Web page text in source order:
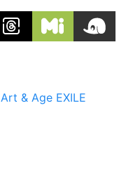
Art & Age EXILE